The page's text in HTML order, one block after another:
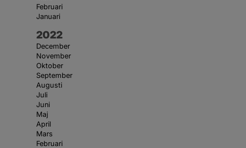
Februari
Januari
År:
2022
December
November
Oktober
September
Augusti
Juli
Juni
Maj
April
Mars
Februari